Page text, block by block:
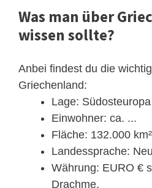
Was man über
wissen sollte?
Anbei findest du die
Griechenland:
Lage:
Einwohner: ca. ...
Fläche: 132.000 km²
Landessprache:
Währung: EURO €
Drachme.